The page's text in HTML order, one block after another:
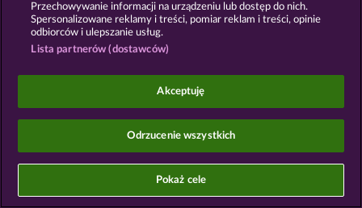
Przechowywanie informacji na urządzeniu lub dostęp do nich.
Spersonalizowane reklamy i treści, pomiar reklam i treści, opinie
odbiorców i ulepszanie usług.
Lista partnerów (dostawców)
Akceptuję
Odrzucenie wszystkich
Pokaż cele